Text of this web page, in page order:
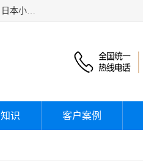
经销美国道康宁（DOW CORNING）硅胶；通用/东芝（GE/Toshiba）3M胶粘剂；乐泰（Loctite)；磨利可（Molykote) ；日本小西（KONISHI）硅胶；施敏打硬,硅胶；信越 产品；关东化成防潮披腹胶 ；三键；索尼；韩国Diabond，等各种电子电机电器进口硅胶产品、硅脂、硅油，经销美国道康宁（DOW CORNING）硅胶等
识 客户案例